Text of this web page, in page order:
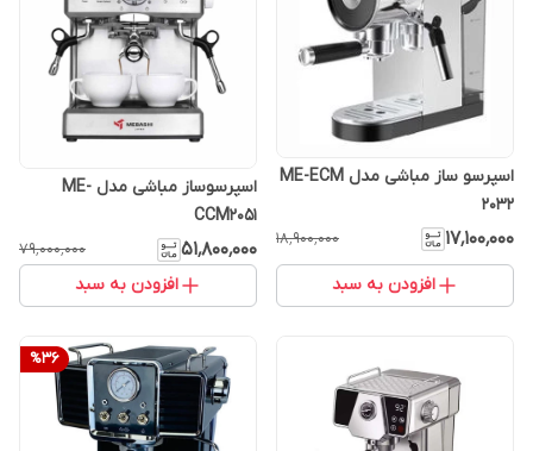
اسپرسو ساز مباشی مدل ME-ECM
2032
۱۷٬۱۰۰٬۰۰۰ ۱۸٬۹۰۰٬۰۰۰
افزودن به سبد
اسپرسوساز مباشی مدل ME-
CCM2051
۵۱٬۸۰۰٬۰۰۰ ۷۹٬۰۰۰٬۰۰۰
افزودن به سبد
%36